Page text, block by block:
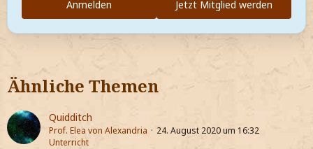
Jetzt Mitglied werden
Anmelden
Ähnliche Themen
Quidditch
Prof. Elea von Alexandria
24. August 2020 um 16:32
Unterricht